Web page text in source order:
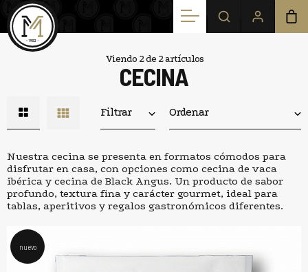
Viendo 2 de 2 artículos
CECINA
Filtrar Ordenar
Nuestra cecina se presenta en formatos cómodos para
disfrutar en casa, con opciones como cecina de vaca
ibérica y cecina de Black Angus. Un producto de sabor
profundo, textura fina y carácter gourmet, ideal para
tablas, aperitivos y regalos gastronómicos diferentes.
nuevo